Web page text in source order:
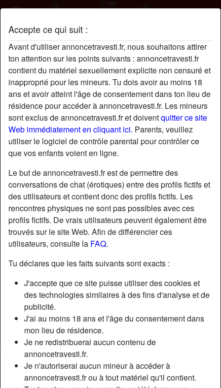
Accepte ce qui suit :
Avant d'utiliser annoncetravesti.fr, nous souhaitons attirer
ton attention sur les points suivants : annoncetravesti.fr
contient du matériel sexuellement explicite non censuré et
inapproprié pour les mineurs. Tu dois avoir au moins 18
ans et avoir atteint l'âge de consentement dans ton lieu de
résidence pour accéder à annoncetravesti.fr. Les mineurs
sont exclus de annoncetravesti.fr et doiventquitter ce site
Web immédiatement en cliquant ici. Parents, veuillez
utiliser le logiciel de contrôle parental pour contrôler ce
que vos enfants voient en ligne.
Le but de annoncetravesti.fr est de permettre des
conversations de chat (érotiques) entre des profils fictifs et
des utilisateurs et contient donc des profils fictifs. Les
rencontres physiques ne sont pas possibles avec ces
profils fictifs. De vrais utilisateurs peuvent également être
trouvés sur le site Web. Afin de différencier ces
utilisateurs, consulte la FAQ.
Tu déclares que les faits suivants sont exacts :
J'accepte que ce site puisse utiliser des cookies et
des technologies similaires à des fins d'analyse et de
publicité.
J'ai au moins 18 ans et l'âge du consentement dans
mon lieu de résidence.
Je ne redistribuerai aucun contenu de
annoncetravesti.fr.
Je n'autoriserai aucun mineur à accéder à
annoncetravesti.fr ou à tout matériel qu'il contient.
MariaBachelet profil
radio_button_checked
starAjouter chatDiscuter !
Nickname:
MariaBachelet
Âge:
28